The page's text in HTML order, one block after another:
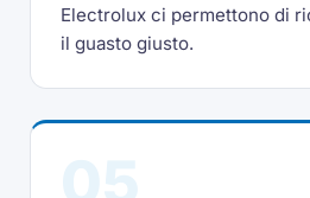
Electrolux ci permettono di
il guasto giusto.